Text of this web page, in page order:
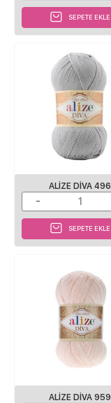
SEPETE EKLE
ALIZE DIVA 496
SEPETE EKLE
ALIZE DIVA 959